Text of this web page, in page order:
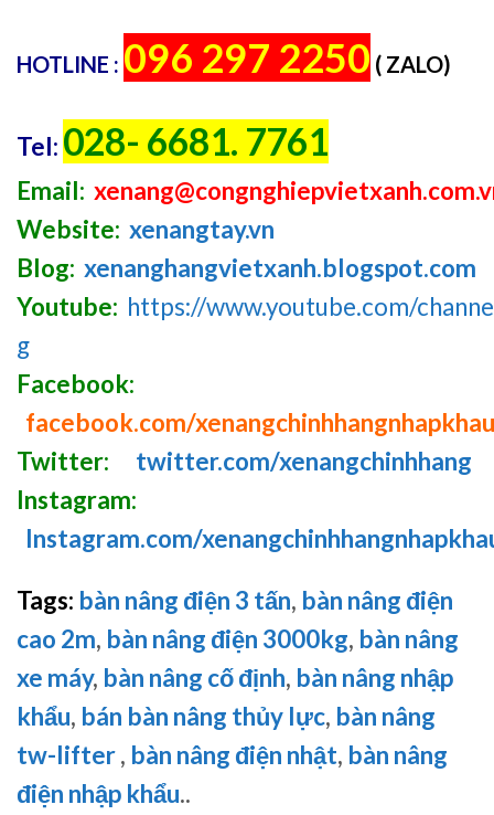
HOTLINE : 096 297 2250 ( ZALO)
Tel: 028- 6681. 7761
Email:
Website: xenangtay.vn
Blog: xenanghangvietxanh.blogspot.com
Youtube: https://www.youtube.com/
g
Facebook:
facebook.com/xenangchinhhangnhapkhau
Twitter:
twitter.com/xenangchinhhang
Instagram:
Instagram.com/
Tags: bàn nâng điện 3 tấn, bàn nâng điện
cao 2m, bàn nâng điện 3000kg, bàn nâng
xe máy, bàn nâng cố định, bàn nâng nhập
khẩu, bán bàn nâng thủy lực, bàn nâng
tw-lifter, bàn nâng điện nhật, bàn nâng
điện nhập khẩu..